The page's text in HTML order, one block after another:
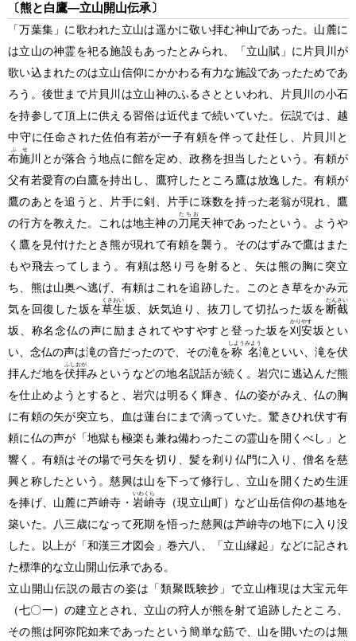
〔熊と白鷹―立山開山伝承〕
「万葉集」に歌われた立山は遥かに敬い拝む神山であった。山麓に
は立山の神霊を祀る施設もあったとみられ、「立山賦」に片貝川が
歌い込まれたのは立山信仰にかかわる有力な施設であったためであ
ろう。後世まで片貝川は立山神のふるさとといわれ、片貝川の小石
を持参して頂上に供える習俗は近代まで続いていた。伝説では、越
中守に任命された佐伯有若が一子有頼を伴って赴任し、片貝川と
布施
ふせ
川とが落合う地点に館を定め、政務を担当したという。有頼が
父有若愛育の白鷹を持出し、鷹狩したところ鷹は放逸した。有頼が
鷹のあとを追うと、片手に剣、片手に珠数を持った老翁が現れ、鷹
の行方を教えた。これは地主神の刀尾
たちお
天神であったという。ようや
く鷹を見付けたとき熊が現れて有頼を襲う。そのはずみで鷹はまた
もや飛去ってしまう。有頼は怒り弓を射ると、矢は熊の胸に突立
ち、熊は山奥へ逃げ、有頼はこれを追跡した。このとき草をかみ元
気を回復した坂を草生
くさおい
坂、妖気迫り、抜刀して切払った坂を断截
だんさい
坂、称名念仏の声に励まされてやすやすと登った坂を刈安
かりやす
坂とい
い、念仏の声は滝の音だったので、その滝を称名
しようみよう
滝といい、滝を伏
拝んだ地を伏拝
ふしおが
みというなどの地名説話が続く。岩穴に逃込んだ熊
を仕止めようとすると、岩穴は明るく輝き、仏の姿がみえ、仏の胸
に有頼の矢が突立ち、血は蓮台にまで滴っていた。驚きひれ伏す有
頼に仏の声が「地獄も極楽も兼ね備わったこの霊山を開くべし」と
響く。有頼はその場で弓矢を切り、髪を剃り仏門に入り、僧名を慈
興と称したという。慈興は山を下って修行し、立山を開くため生涯
を捧げ、山麓に芦峅寺・ 岩峅
いわくら
寺 （現立山町） など山岳信仰の基地を
築いた。八三歳になって死期を悟った慈興は芦峅寺の地下に入り没
した。以上が「和漢三才図会」巻六八、「立山縁起」などに記され
た標準的な立山開山伝承である。
立山開山伝説の最古の姿は「類聚既験抄」で立山権現は大宝元年
（七〇一） の建立とされ、立山の狩人が熊を射て追跡したところ、
その熊は阿弥陀如来であったという簡単な筋で、山を開いたのは無